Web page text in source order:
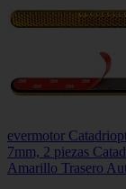
evermotor
7mm, 2 piezas
Amarillo Trasero